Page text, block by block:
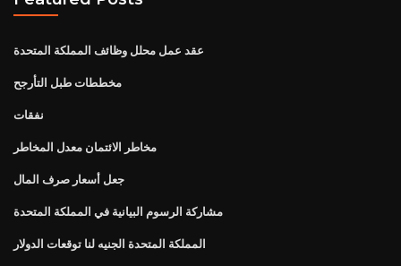
عقد عمل محلل وظائف المملكة المتحدة
مخططات طبل التأرجح
نفقات
مخاطر الائتمان معدل المخاطر
جعل أسعار صرف المال
مشاركة الرسوم البيانية في المملكة المتحدة
المملكة المتحدة الجنيه لنا توقعات الدولار